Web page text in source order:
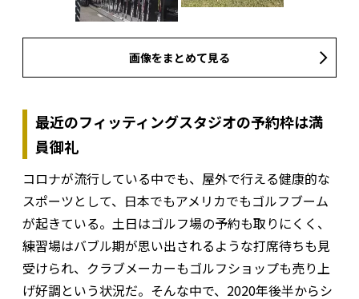
画像をまとめて見る
最近のフィッティングスタジオの予約枠は満
員御礼
コロナが流行している中でも、屋外で行える健康的な
スポーツとして、日本でもアメリカでもゴルフブーム
が起きている。土日はゴルフ場の予約も取りにくく、
練習場はバブル期が思い出されるような打席待ちも見
受けられ、クラブメーカーもゴルフショップも売り上
げ好調という状況だ。そんな中で、2020年後半からシ